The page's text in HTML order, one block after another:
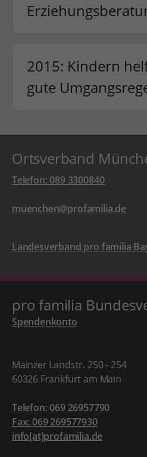
2015: Kindern
gute
Ortsverband
Telefon: 089 3300840
muenchen@profamilia.de
Landesverband pro familia
pro familia
Spendenkonto
Mainzer Landstr. 250 - 254
60326 Frankfurt am Main
Telefon: 069 26957790
Fax: 069 269577930
info[at]profamilia.de